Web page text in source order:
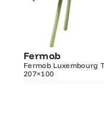
Fermob
Fermob Luxembourg
207×100